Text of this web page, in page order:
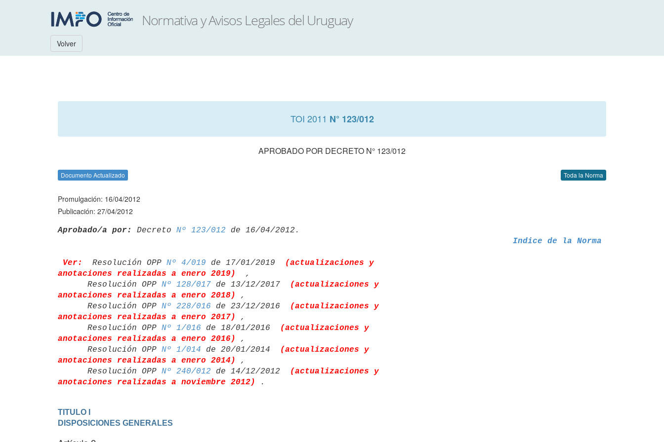
Volver
TOI 2011 N° 123/012
APROBADO POR DECRETO N° 123/012
Documento Actualizado Toda la Norma
Promulgación: 16/04/2012
Publicación: 27/04/2012
Aprobado/a por: Decreto Nº 123/012
Indice de la Norma
Ver: Resolución OPP Nº 4/019 de 17/01/2019
(actualizaciones y
anotaciones realizadas a enero 2019)
,
      Resolución OPP
Nº 128/017 de 13/12/2017
(actualizaciones y
anotaciones realizadas a enero 2018)
,
      Resolución OPP
Nº 228/016 de 23/12/2016
(actualizaciones y
anotaciones realizadas a enero 2017)
,
      Resolución OPP
Nº 1/016 de 18/01/2016
(actualizaciones y
anotaciones realizadas a enero 2016)
,
      Resolución OPP
Nº 1/014 de 20/01/2014
(actualizaciones y
anotaciones realizadas a enero 2014)
,
      Resolución OPP
Nº 240/012 de 14/12/2012
(actualizaciones y
anotaciones realizadas a noviembre 2012)
TITULO I
DISPOSICIONES GENERALES